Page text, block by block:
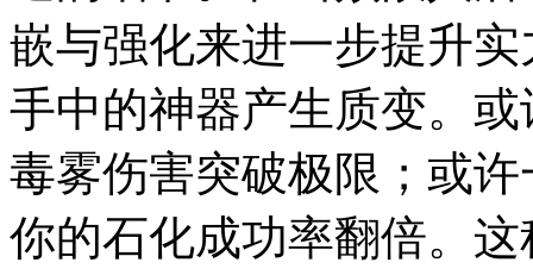
嵌与强化来进一步提升
手中的神器产生质变。
毒雾伤害突破极限；或
你的石化成功率翻倍。